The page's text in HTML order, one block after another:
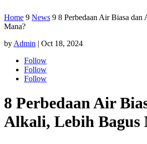
Home 9 News 9 8 Perbedaan Air Biasa
Mana?
by Admin | Oct 18, 2024
Follow
Follow
Follow
8 Perbedaan Air
Alkali, Lebih Bagus